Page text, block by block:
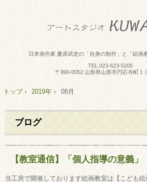
日本画作家 桑原武史の「自身の制作」と「絵画
TEL. 023-623-5205
〒990-0052 山形県山形市円応寺町１
トップ› 2019年 › 08月
ブログ
【教室通信】「個人指導の意義」
当工房で開催しております絵画教室は【こども